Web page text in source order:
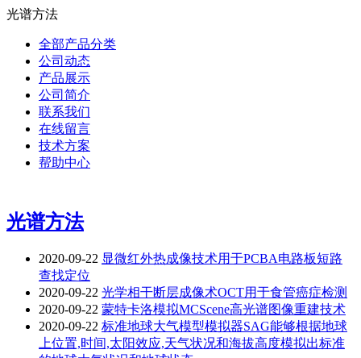
光谱方法
全部产品分类
公司动态
产品展示
公司简介
联系我们
在线留言
技术方案
帮助中心
光谱方法
2020-09-22 显微红外热成像技术用于PCBA电路板短路
查找定位
2020-09-22 光学相干断层成像术OCT用于食管癌症检测
2020-09-22 蒙特卡洛模拟MCScene高光谱图像重建技术
2020-09-22 标准地球大气模型模拟器SAG能够根据地球
上位置,时间,太阳效应,天气状况和海拔高度模拟出标准